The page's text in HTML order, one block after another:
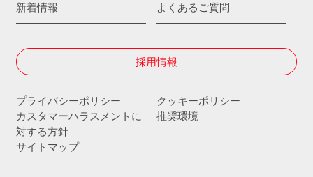
新着情報 よくあるご質問
採用情報
プライバシーポリシー
クッキーポリシー
カスタマーハラスメントに
対する方針
推奨環境
サイトマップ